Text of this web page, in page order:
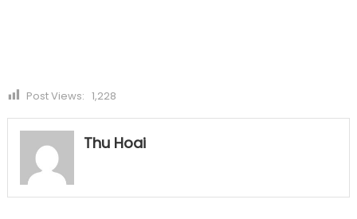
Post Views: 1,228
Thu Hoai